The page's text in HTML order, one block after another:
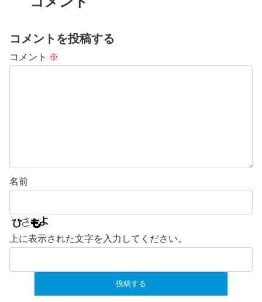
コメントを投稿する
コメント ※
名前
上に表示された文字を入力してください。